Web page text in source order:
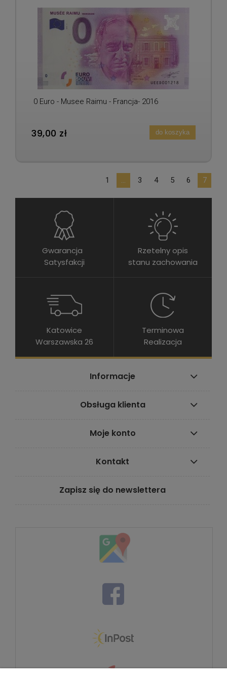
0 Euro - Musee Raimu - Francja- 2016
39,00 zł do koszyka
1 ... 3 4 5 6 7
Gwarancja
Satysfakcji
Rzetelny opis
stanu zachowania
Katowice
Warszawska 26
Terminowa
Realizacja
Informacje
Obsługa klienta
Moje konto
Kontakt
Zapisz się do newslettera